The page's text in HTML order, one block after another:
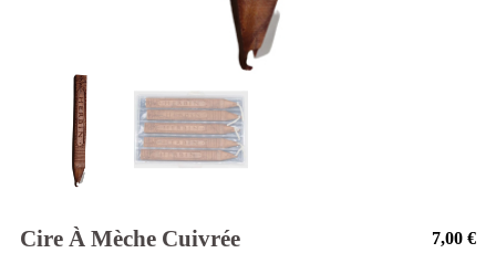
Cire À Mèche Cuivrée 7,00€